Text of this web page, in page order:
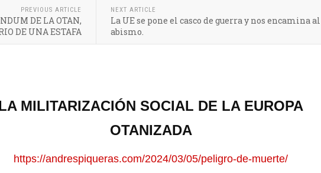
PREVIOUS ARTICLE
DE LA OTAN,
DE UNA ESTAFA
NEXT ARTICLE
La UE se pone el casco de guerra y nos encamina al
abismo.
MILITARIZACIÓN SOCIAL DE LA EUROPA
OTANIZADA
https://andrespiqueras.com/2024/03/05/peligro-de-muerte/